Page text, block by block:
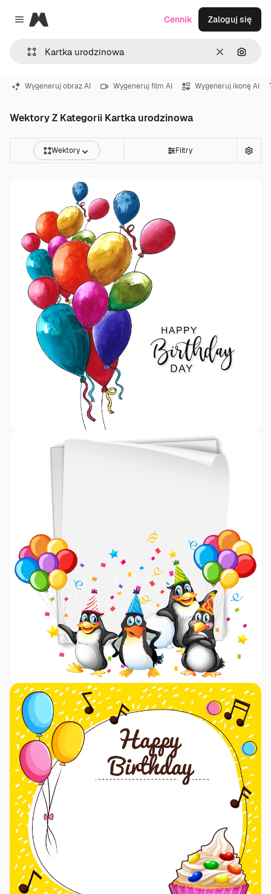
Close menu
Magnific
WyczyśćSzukaj
Cennik Zaloguj się
Wygeneruj obraz AI Wygeneruj film AI Wygeneruj ikonę AI
Wektory Z Kategorii Kartka urodzinowa
Wektory Filtry